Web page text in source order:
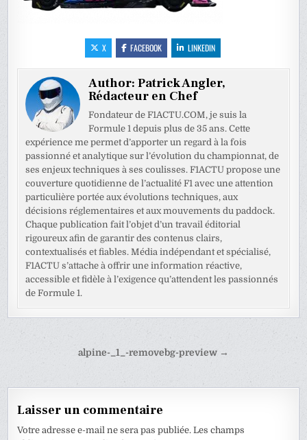
X FACEBOOK LINKEDIN
Author:Patrick Angler,
Rédacteur en Chef
Fondateur de F1ACTU.COM, je suis la
Formule 1 depuis plus de 35 ans. Cette
expérience me permet d’apporter un regard à la fois
passionné et analytique sur l’évolution du championnat, de
ses enjeux techniques à ses coulisses. F1ACTU propose une
couverture quotidienne de l’actualité F1 avec une attention
particulière portée aux évolutions techniques, aux
décisions réglementaires et aux mouvements du paddock.
Chaque publication fait l’objet d’un travail éditorial
rigoureux afin de garantir des contenus clairs,
contextualisés et fiables. Média indépendant et spécialisé,
F1ACTU s’attache à offrir une information réactive,
accessible et fidèle à l’exigence qu’attendent les passionnés
de Formule 1.
Navigation
l’article
alpine-_1_-removebg-preview →
Laisser un commentaire
Votre adresse e-mail ne sera pas publiée. Les champs